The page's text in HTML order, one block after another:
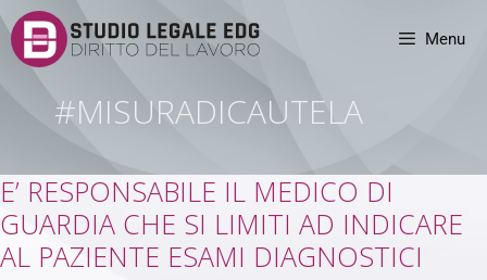
Menu
#MISURADICAUTELA
E’ RESPONSABILE IL MEDICO DI
GUARDIA CHE SI LIMITI AD INDICARE
AL PAZIENTE ESAMI DIAGNOSTICI